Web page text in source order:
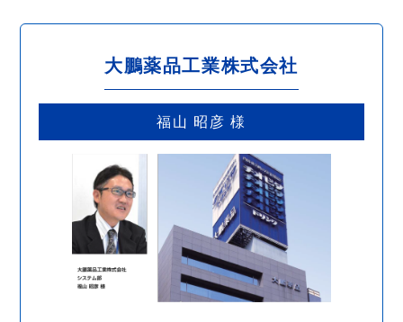
大鵬薬品工業株式会社
福山 昭彦 様